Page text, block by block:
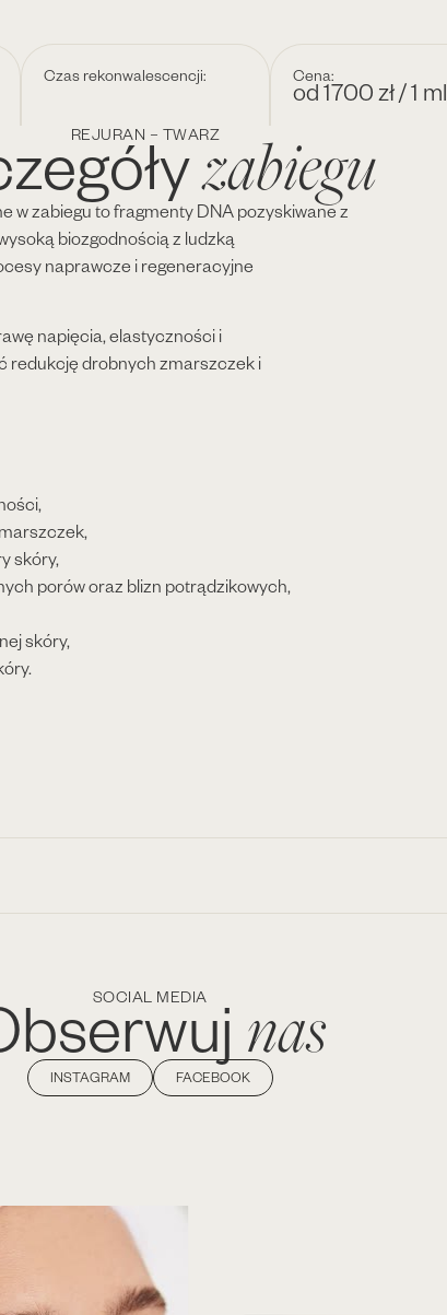
Czas rekonwalescencji: Cena:
od 1700 zł / 1 ml
REJURAN – TWARZzabiegu
w zabiegu to fragmenty DNA pozyskiwane z
biozgodnością z ludzką
naprawcze i regeneracyjne
napięcia, elastyczności i
redukcję drobnych zmarszczek i
skóry,
porów oraz blizn potrądzikowych,
skóry,
SOCIAL MEDIA nas
INSTAGRAM FACEBOOK